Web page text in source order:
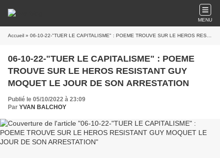
MENU
Accueil » 06-10-22-"TUER LE CAPITALISME" : POEME TROUVE SUR LE HEROS RESISTANT GUY MOQUET LE JOUR DE SON ARRESTATION
06-10-22-"TUER LE CAPITALISME" : POEME
TROUVE SUR LE HEROS RESISTANT GUY
MOQUET LE JOUR DE SON ARRESTATION
Publié le 05/10/2022 à 23:09
Par YVAN BALCHOY